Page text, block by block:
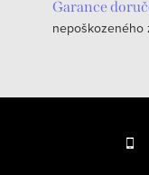
Garance
nepoškozeného